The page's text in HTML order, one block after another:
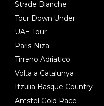
Strade Bianche
Tour Down Under
UAE Tour
Paris-Niza
Tirreno Adriatico
Volta a Catalunya
Itzulia Basque Country
Amstel Gold Race